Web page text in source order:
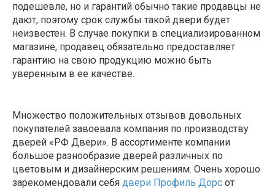
подешевле, но и гарантий обычно такие продавцы не
дают, поэтому срок службы такой двери будет
неизвестен. В случае покупки в специализированном
магазине, продавец обязательно предоставляет
гарантию на свою продукцию можно быть
уверенным в ее качестве.
Множество положительных отзывов довольных
покупателей завоевала компания по производству
дверей «РФ Двери». В ассортименте компании
большое разнообразие дверей различных по
цветовым и дизайнерским решениям. Очень хорошо
зарекомендовали себя двери Профиль Дорс от